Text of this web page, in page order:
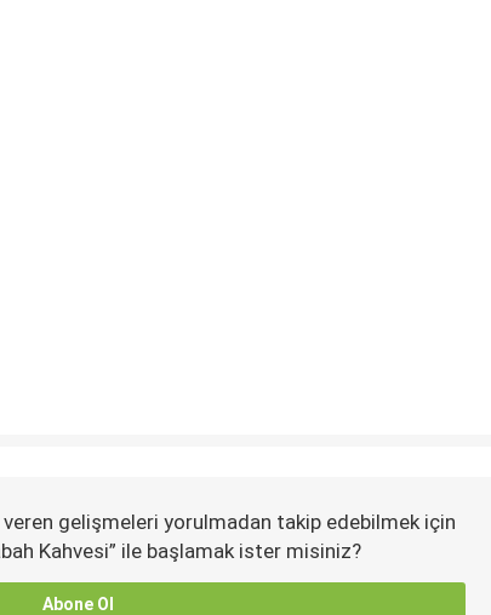
gelişmeleri yorulmadan takip edebilmek için
Kahvesi” ile başlamak ister misiniz?
Abone Ol